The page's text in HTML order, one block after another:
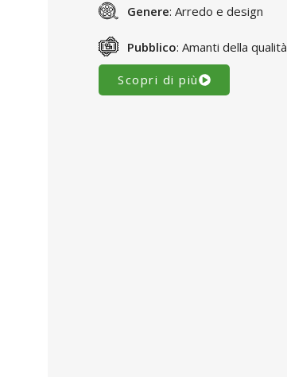
Genere: Arredo e design
Pubblico: Amanti della qualità
Scopri di più